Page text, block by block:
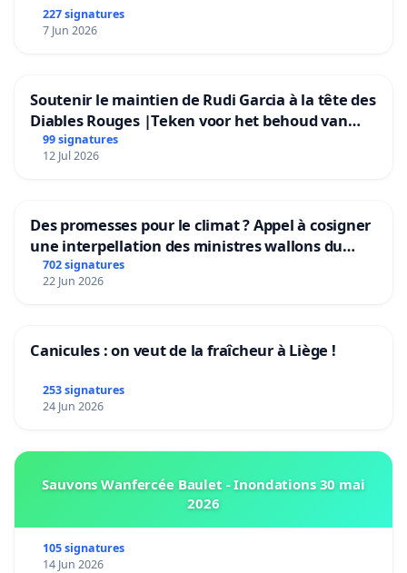
227 signatures
7 Jun 2026
Soutenir le maintien de Rudi Garcia à la tête des
Diables Rouges |Teken voor het behoud van
Rudi Garcia als bondscoach
99 signatures
12 Jul 2026
Des promesses pour le climat ? Appel à cosigner
une interpellation des ministres wallons du
climat et de l’environnement.
702 signatures
22 Jun 2026
Canicules : on veut de la fraîcheur à Liège !
253 signatures
24 Jun 2026
Sauvons Wanfercée Baulet - Inondations 30 mai
2026
105 signatures
14 Jun 2026